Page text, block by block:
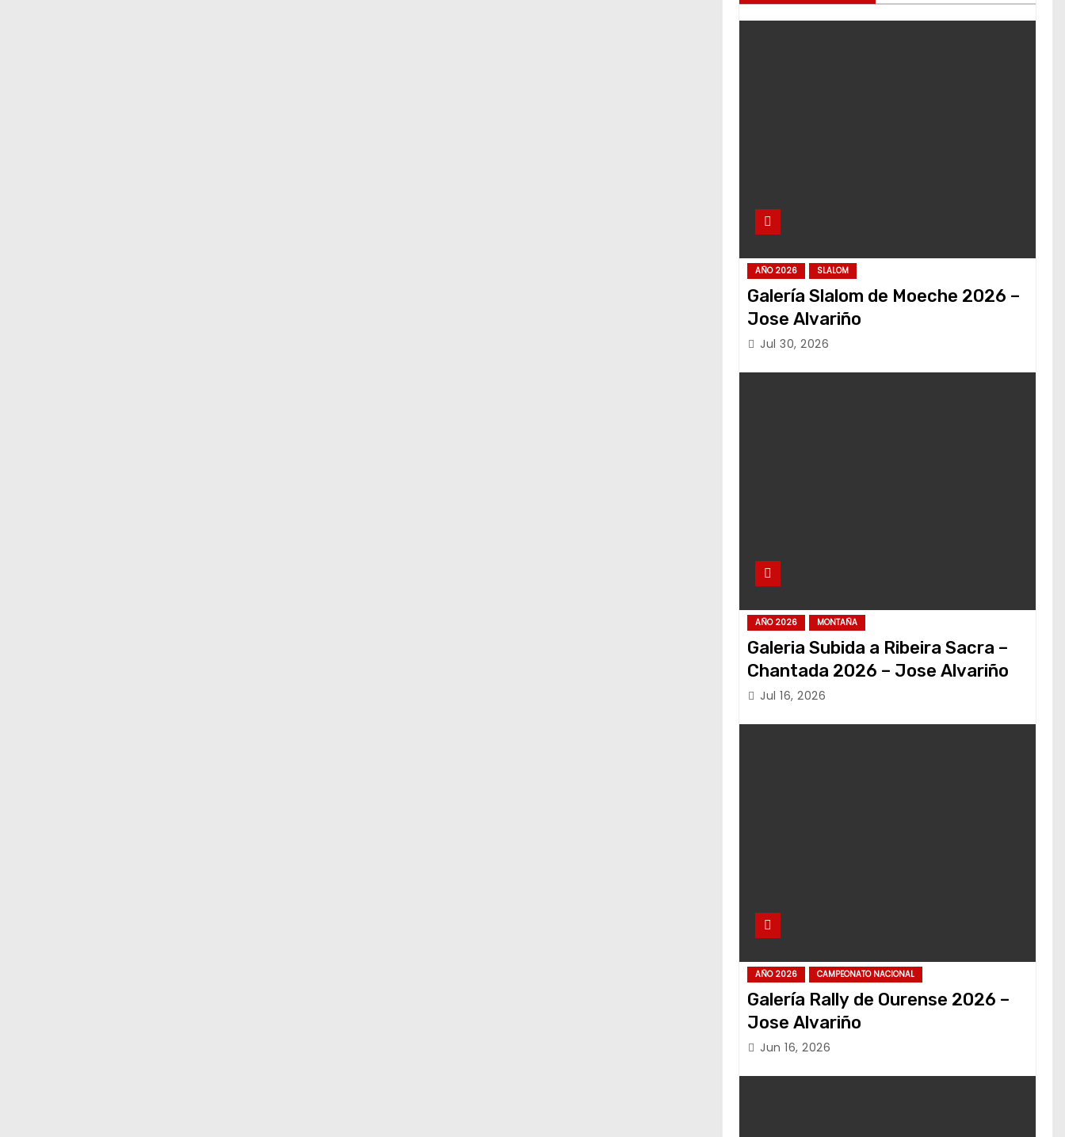
AÑO 2026 SLALOM
Galería Slalom de Moeche 2026 –
Jose Alvariño
Jul 30, 2026
AÑO 2026 MONTAÑA
Galeria Subida a Ribeira Sacra –
Chantada 2026 – Jose Alvariño
Jul 16, 2026
AÑO 2026 CAMPEONATO NACIONAL
Galería Rally de Ourense 2026 –
Jose Alvariño
Jun 16, 2026